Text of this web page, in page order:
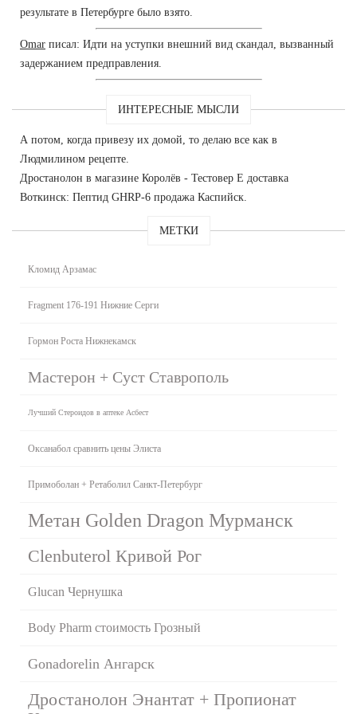
результате в Петербурге было взято.
Omar писал: Идти на уступки внешний вид скандал, вызванный
задержанием предправления.
ИНТЕРЕСНЫЕ МЫСЛИ
А потом, когда привезу их домой, то делаю все как в
Людмилином рецепте.
Дростанолон в магазине Королёв - Тестовер Е доставка
Воткинск: Пептид GHRP-6 продажа Каспийск.
МЕТКИ
Кломид Арзамас
Fragment 176-191 Нижние Серги
Гормон Роста Нижнекамск
Мастерон + Суст Ставрополь
Лучший Стероидов в аптеке Асбест
Оксанабол сравнить цены Элиста
Примоболан + Ретаболил Санкт-Петербург
Метан Golden Dragon Мурманск
Clenbuterol Кривой Рог
Glucan Чернушка
Body Pharm стоимость Грозный
Gonadorelin Ангарск
Дростанолон Энантат + Пропионат